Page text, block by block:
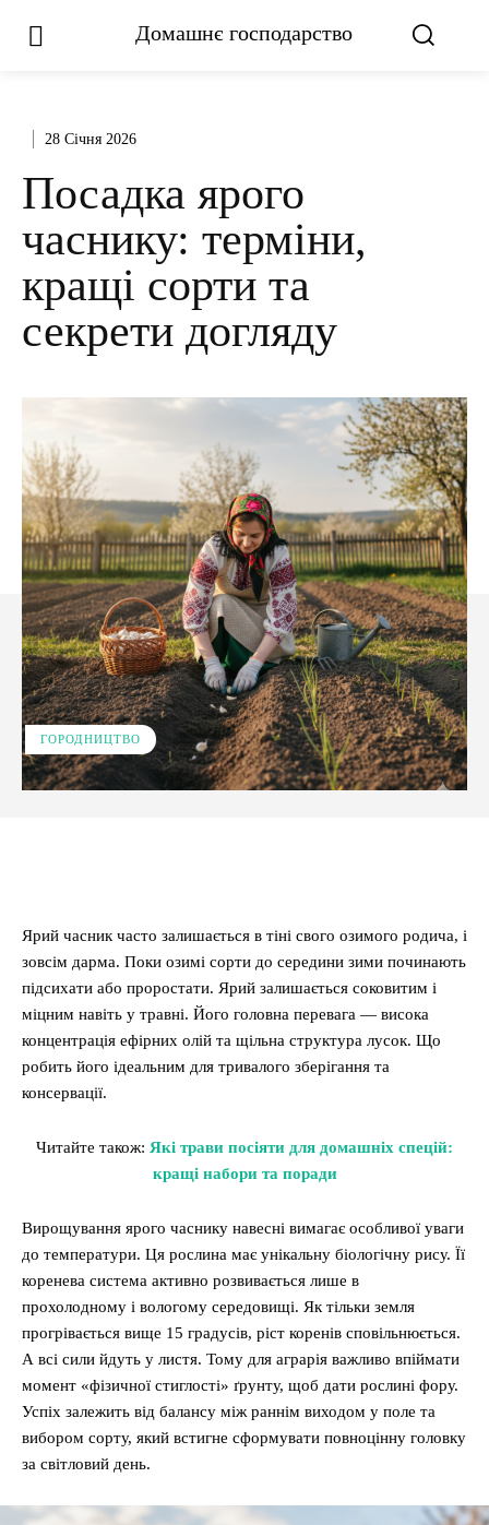
Домашнє господарство
28 Січня 2026
Посадка ярого
часнику: терміни,
кращі сорти та
секрети догляду
ГОРОДНИЦТВО
Ярий часник часто залишається в тіні свого озимого родича, і
зовсім дарма. Поки озимі сорти до середини зими починають
підсихати або проростати. Ярий залишається соковитим і
міцним навіть у травні. Його головна перевага — висока
концентрація ефірних олій та щільна структура лусок. Що
робить його ідеальним для тривалого зберігання та
консервації.
Читайте також: Які трави посіяти для домашніх спецій:
кращі набори та поради
Вирощування ярого часнику навесні вимагає особливої уваги
до температури. Ця рослина має унікальну біологічну рису. Її
коренева система активно розвивається лише в
прохолодному і вологому середовищі. Як тільки земля
прогрівається вище 15 градусів, ріст коренів сповільнюється.
А всі сили йдуть у листя. Тому для аграрія важливо впіймати
момент «фізичної стиглості» ґрунту, щоб дати рослині фору.
Успіх залежить від балансу між раннім виходом у поле та
вибором сорту, який встигне сформувати повноцінну головку
за світловий день.